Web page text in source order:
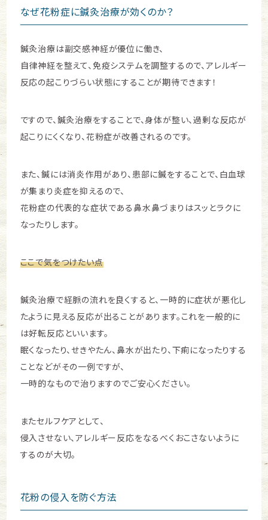
なぜ花粉症に鍼灸治療が効くのか？
鍼灸治療は副交感神経が優位に働き、
自律神経を整えて、免疫システムを調整するので、アレルギー
反応の起こりづらい状態にすることが期待できます！
ですので、鍼灸治療をすることで、身体が整い、過剰な反応が
起こりにくくなり、花粉症が改善されるのです。
また、鍼には消炎作用があり、患部に鍼をすることで、白血球
が集まり炎症を抑えるので、
花粉症の代表的な症状である鼻水鼻づまりはスッとラクに
なったりします。
ここで気をつけたい点
鍼灸治療で経脈の流れを良くすると、一時的に症状が悪化し
たように見える反応が出ることがあります。これを一般的に
は好転反応といいます。
眠くなったり、せきやたん、鼻水が出たり、下痢になったりする
ことなどがその一例ですが、
一時的なもので治りますのでご安心ください。
またセルフケアとして、
侵入させない、アレルギー反応をなるべくおこさないように
するのが大切。
花粉の侵入を防ぐ方法